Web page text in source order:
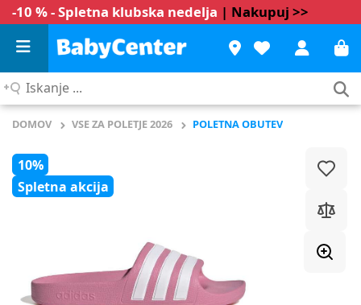
-10 % - Spletna klubska nedelja | Nakupuj >>
Iskanje
DOMOV VSE ZA POLETJE 2026 POLETNA OBUTEV
10%
Spletna akcija